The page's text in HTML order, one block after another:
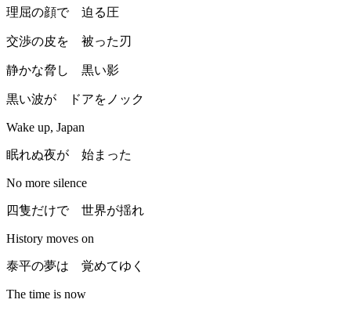
理屈の顔で 迫る圧
交渉の皮を 被った刃
静かな脅し 黒い影
黒い波が ドアをノック
Wake up, Japan
眠れぬ夜が 始まった
No more silence
四隻だけで 世界が揺れ
History moves on
泰平の夢は 覚めてゆく
The time is now